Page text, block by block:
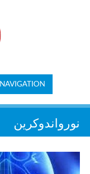
NAVIGATION
نورواندوکرین